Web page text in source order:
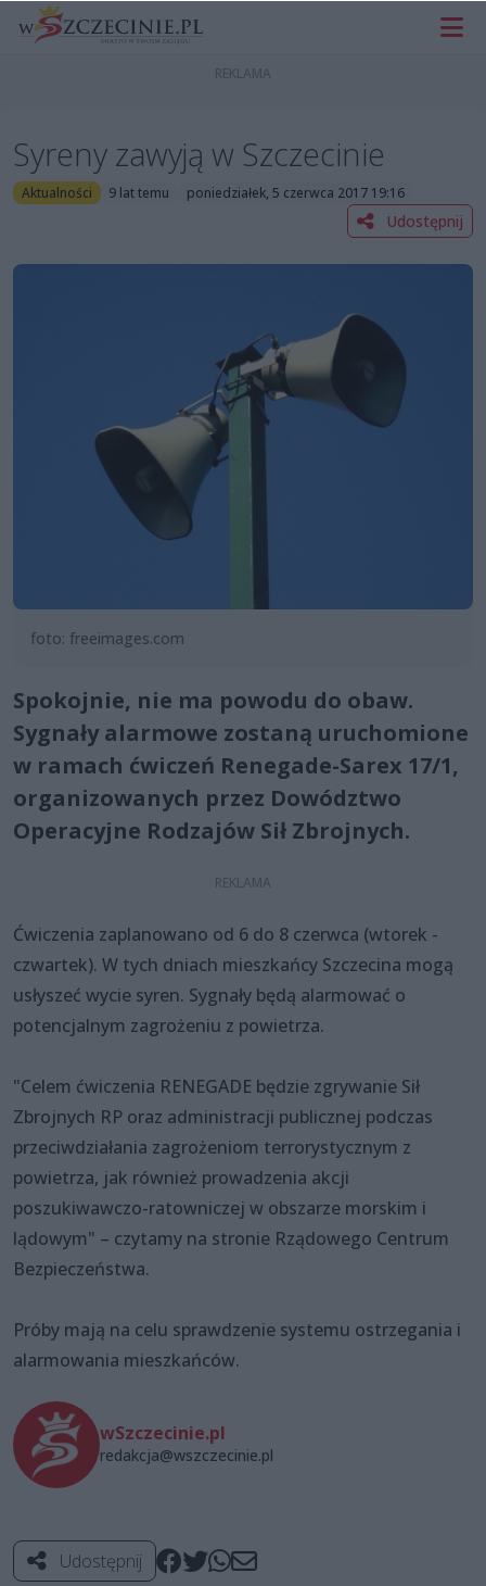
Syreny zawyją w Szczecinie
Aktualności 9 lat temu poniedziałek, 5 czerwca 2017 19:16
Udostępnij
foto: freeimages.com
Spokojnie, nie ma powodu do obaw.
Sygnały alarmowe zostaną uruchomione
w ramach ćwiczeń Renegade-Sarex 17/1,
organizowanych przez Dowództwo
Operacyjne Rodzajów Sił Zbrojnych.
Ćwiczenia zaplanowano od 6 do 8 czerwca (wtorek -
czwartek). W tych dniach mieszkańcy Szczecina mogą
usłyszeć wycie syren. Sygnały będą alarmować o
potencjalnym zagrożeniu z powietrza.
"Celem ćwiczenia RENEGADE będzie zgrywanie Sił
Zbrojnych RP oraz administracji publicznej podczas
przeciwdziałania zagrożeniom terrorystycznym z
powietrza, jak również prowadzenia akcji
poszukiwawczo-ratowniczej w obszarze morskim i
lądowym" – czytamy na stronie Rządowego Centrum
Bezpieczeństwa.
Próby mają na celu sprawdzenie systemu ostrzegania i
alarmowania mieszkańców.
wSzczecinie.pl
redakcja@wszczecinie.pl
Udostępnij